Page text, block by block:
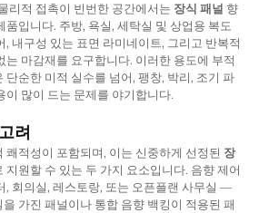
리적 접촉이 빈번한 공간에서는 장식 패널 향
입니다. 주방, 욕실, 세탁실 및 상업용 복도
, 내구성 있는 표면 라미네이트, 그리고 반복적
는 마감재를 요구합니다. 이러한 용도에 부적
단순한 미적 실수를 넘어, 팽창, 박리, 조기 파
이 많이 드는 문제를 야기합니다.
려
쾌적성이 포함되며, 이는 신중하게 선정된 장
지원할 수 있는 두 가지 요소입니다. 음향 제어
회의실, 레스토랑, 또는 오픈플랜 사무실 —
가진 패널이나 통합 음향 백킹이 적용된 패